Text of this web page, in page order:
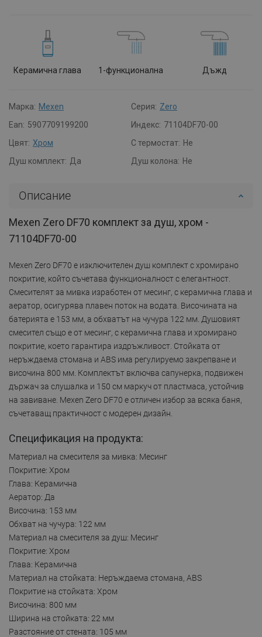
Керамична глава 1-функционална Дъжд
Марка: Mexen Серия: Zero
Ean: 5907709199200 Индекс: 71104DF70-00
Цвят: Хром С термостат: Не
Душ комплект: Да Душ колона: Не
Описание
Mexen Zero DF70 комплект за душ, хром -
71104DF70-00
Mexen Zero DF70 е изключителен душ комплект с хромирано
покритие, който съчетава функционалност с елегантност.
Смесителят за мивка изработен от месинг, с керамична глава и
аератор, осигурява плавен поток на водата. Височината на
батерията е 153 мм, а обхватът на чучура 122 мм. Душовият
смесител също е от месинг, с керамична глава и хромирано
покритие, което гарантира издръжливост. Стойката от
неръждаема стомана и ABS има регулируемо закрепване и
височина 800 мм. Комплектът включва сапунерка, подвижен
държач за слушалка и 150 см маркуч от пластмаса, устойчив
на завиване. Mexen Zero DF70 е отличен избор за всяка баня,
съчетаващ практичност с модерен дизайн.
Спецификация на продукта:
Материал на смесителя за мивка: Месинг
Покритие: Хром
Глава: Керамична
Аератор: Да
Височина: 153 мм
Обхват на чучура: 122 мм
Материал на смесителя за душ: Месинг
Покритие: Хром
Глава: Керамична
Материал на стойката: Неръждаема стомана, ABS
Покритие на стойката: Хром
Височина: 800 мм
Ширина на стойката: 22 мм
Разстояние от стената: 105 мм